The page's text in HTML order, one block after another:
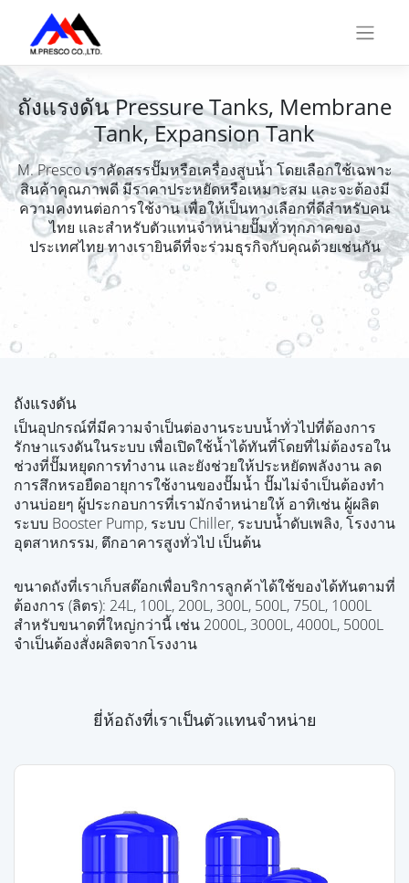
ถังแรงดัน Pressure Tanks, Membrane
Tank, Expansion Tank
M. Presco เราคัดสรรปั๊มหรือเครื่องสูบน้ำ โดยเลือกใช้เฉพาะ
สินค้าคุณภาพดี มีราคาประหยัดหรือเหมาะสม และจะต้องมี
ความคงทนต่อการใช้งาน เพื่อให้เป็นทางเลือกที่ดีสำหรับคน
ไทย และสำหรับตัวแทนจำหน่ายปั๊มทั่วทุกภาคของ
ประเทศไทย ทางเรายินดีที่จะร่วมธุรกิจกับคุณด้วยเช่นกัน
ถังแรงดัน
เป็นอุปกรณ์ที่มีความจำเป็นต่องานระบบน้ำทั่วไปที่ต้องการ
รักษาแรงดันในระบบ เพื่อเปิดใช้น้ำได้ทันที่โดยที่ไม่ต้องรอใน
ช่วงที่ปั๊มหยุดการทำงาน และยังช่วยให้ประหยัดพลังงาน ลด
การสึกหรอยืดอายุการใช้งานของปั๊มน้ำ ปั๊มไม่จำเป็นต้องทำ
งานบ่อยๆ ผู้ประกอบการที่เรามักจำหน่ายให้ อาทิเช่น ผู้ผลิต
ระบบ Booster Pump, ระบบ Chiller, ระบบน้ำดับเพลิง, โรงงาน
อุตสาหกรรม, ตึกอาคารสูงทั่วไป เป็นต้น
ขนาดถังที่เราเก็บสต๊อกเพื่อบริการลูกค้าได้ใช้ของได้ทันตามที่
ต้องการ (ลิตร): 24L, 100L, 200L, 300L, 500L, 750L, 1000L
สำหรับขนาดที่ใหญ่กว่านี้ เช่น 2000L, 3000L, 4000L, 5000L
จำเป็นต้องสั่งผลิตจากโรงงาน
ยี่ห้อถังที่เราเป็นตัวแทนจำหน่าย